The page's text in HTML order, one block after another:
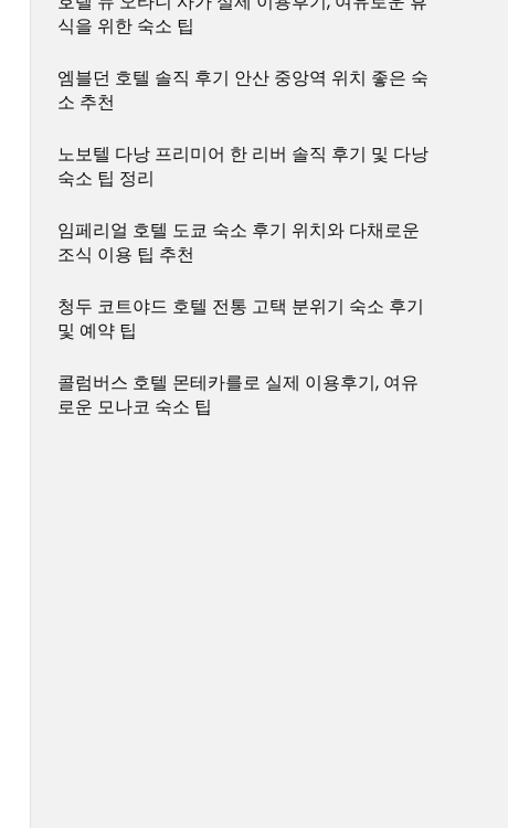
식을 위한 숙소 팁
엠블던 호텔 솔직 후기 안산 중앙역 위치 좋은 숙
소 추천
노보텔 다낭 프리미어 한 리버 솔직 후기 및 다낭
숙소 팁 정리
임페리얼 호텔 도쿄 숙소 후기 위치와 다채로운
조식 이용 팁 추천
청두 코트야드 호텔 전통 고택 분위기 숙소 후기
및 예약 팁
콜럼버스 호텔 몬테카를로 실제 이용후기, 여유
로운 모나코 숙소 팁